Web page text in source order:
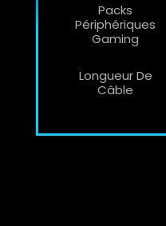
Packs
Périphériques
Gaming
Longueur De
Câble